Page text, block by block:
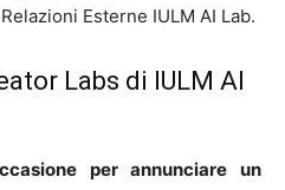
Esterne IULM AI Lab.
Labs di IULM AI
per annunciare un